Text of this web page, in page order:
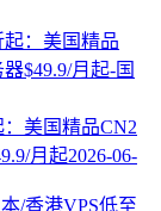
美国精品CN2
月起2026-06-